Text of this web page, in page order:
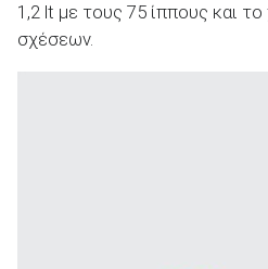
1,2 lt με τους 75 ίππους και
σχέσεων.